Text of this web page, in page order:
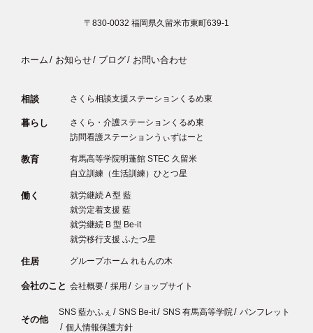
〒830-0032 福岡県久留米市東町639-1
ホーム お知らせ ブログ お問い合わせ
相談 さくら相談支援ステーションくるめ東
暮らし
さくら・介護ステーションくるめ東
訪問看護ステーションうぃずはーと
教育
有馬高等学院明蓬館 STEC 久留米
自立訓練（生活訓練）ひとつ星
働く
就労継続 A 型 藍
就労定着支援 藍
就労継続 B 型 Be-it
就労移行支援 ふたつ星
住居 グループホーム れもんの木
会社のこと 会社概要 採用 ショップサイト
その他
SNS 藍かふぇ SNS Be-it SNS 有馬高等学院
パンフレット
個人情報保護方針